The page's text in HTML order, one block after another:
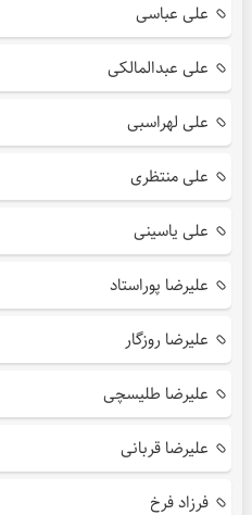
علی عباسی
علی عبدالمالکی
علی لهراسبی
علی منتظری
علی یاسینی
علیرضا پوراستاد
علیرضا روزگار
علیرضا طلیسچی
علیرضا قربانی
فرزاد فرخ